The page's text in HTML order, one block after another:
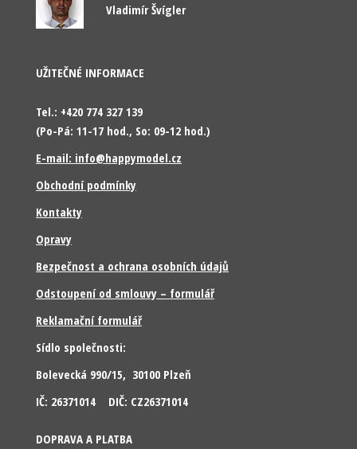
Vladimír Švígler
UŽITEČNÉ INFORMACE
Tel.: +420 774 327 139
(Po-Pá: 11-17 hod., So: 09-12 hod.)
E-mail: info@happymodel.cz
Obchodní podmínky
Kontakty
Opravy
Bezpečnost a ochrana osobních údajů
Odstoupení od smlouvy – formulář
Reklamační formulář
Sídlo společnosti:
Bolevecká 990/15, 30100 Plzeň
IČ: 26371014 DIČ: CZ26371014
DOPRAVA A PLATBA